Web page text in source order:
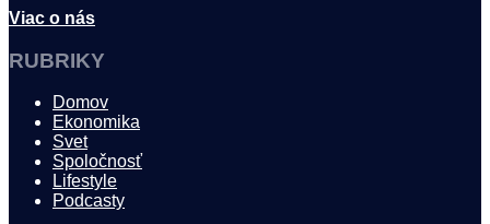
Viac o nás
RUBRIKY
Domov
Ekonomika
Svet
Spoločnosť
Lifestyle
Podcasty